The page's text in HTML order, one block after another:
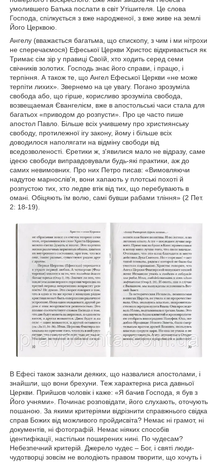
умолившего Батька послати в світ Утішителя. Це слова
Господа, спілкується з вже народженої, з вже живе на землі
Його Церквою.
Ангелу (вважається багатьма, що єпископу, з чим і ми нітрохи
не сперечаємося) Ефеської Церкви Христос відкривається як
Тримає сім зір у правиці Своїй, хто ходить серед семи
свічників золотих. Господь знає його справи, і працю, і
терпіння. А також те, що Ангел Ефеської Церкви «не може
терпіти лихих». Звернемо на це увагу. Погано зрозуміла
свобода або, що гірше, корисливо зрозуміла свобода,
возвещаемая Євангелієм, вже в апостольські часи стала для
багатьох «приводом до розпусти». Про це часто пише
апостол Павло. Більше всіх учившему про християнську
свободу, протилежної ігу закону, йому і більше всіх
доводилося наполягати на відміну свободи від
вседозволеності. Єретики ж, з'явилися мало не відразу, саме
ідеєю свободи виправдовували будь-які практики, аж до
самих невимовних. Про них Петро писав: «Вимовляючи
надутое марнослів'я, вони хапають у плотські похоті й
розпустою тих, хто ледве втік від тих, що перебувають в
омані. Обіцяють їм волю, самі бувши рабами тління» (2 Пет.
2: 18-19).
В Ефесі також зазнали деяких, що назвалися апостолами, і
знайшли, що вони брехуни. Теж характерна риса давньої
Церкви. Прийшов чоловік і каже: «Я бачив Господа, я був з
Його учнями». Починає розповідати, його слухають, оточують
пошаною. За якими критеріями відрізнити справжнього свідка
справ Божих від можливого пройдисвіта? Немає ні грамот, ні
документів, ні фотографій. Немає ніяких способів
ідентифікації, настільки поширених нині. По чудесам?
Небезпечний критерій. Джерело чудес – Бог, і святі люди-
чудотворці зовсім не володіють правом творити, що хочуть і